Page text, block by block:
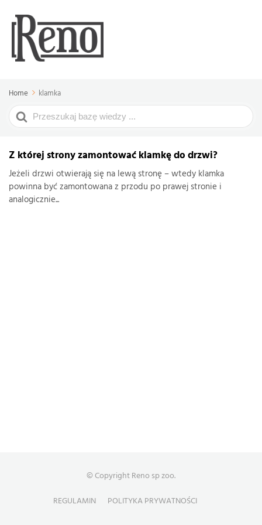
Home klamka
Search
For
Z której strony zamontować klamkę do drzwi?
Jeżeli drzwi otwierają się na lewą stronę – wtedy klamka
powinna być zamontowana z przodu po prawej stronie i
analogicznie...
© Copyright Reno sp zoo.
REGULAMIN
POLITYKA PRYWATNOŚCI